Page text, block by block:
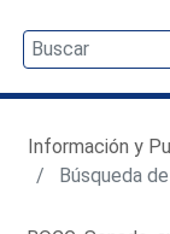
Información y
Búsqueda